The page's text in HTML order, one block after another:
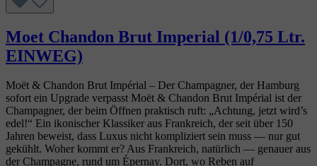
Moet Chandon Brut Imperial (1/0,75 Ltr.
EINWEG)
Moët & Chandon Brut Impérial – Der Champagner, der Hamburg
sofort ein Upgrade verpasst Moët & Chandon Brut Impérial ist der
Champagner, der beim Öffnen praktisch ruft: „Achtung, jetzt wird’s
edel!“ Ein ikonischer Klassiker aus Frankreich, der seit über 150
Jahren beweist, dass Luxus nicht kompliziert sein muss — nur gut
gekühlt. Woher kommt er? Aus Frankreich, natürlich — genauer aus
der Champagne, rund um Épernay. Dort, wo Reben auf